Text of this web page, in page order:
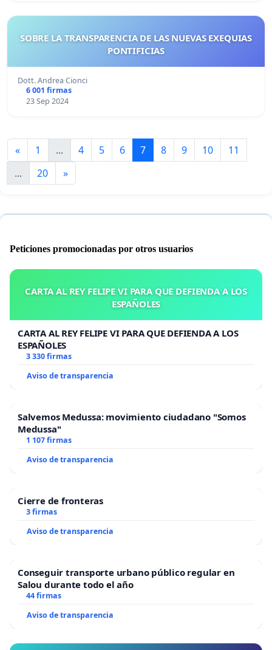
SOBRE LA TRANSPARENCIA DE LAS NUEVAS EXEQUIAS
PONTIFICIAS
Dott. Andrea Cionci
6 001 firmas
23 Sep 2024
« 1 ... 4 5 6 7 8 9 10
11
...
20 »
Peticiones promocionadas por otros usuarios
CARTA AL REY FELIPE VI PARA QUE DEFIENDA A LOS
ESPAÑOLES
CARTA AL REY FELIPE VI PARA QUE DEFIENDA A LOS
ESPAÑOLES
3 330 firmas
Aviso de transparencia
Salvemos Medussa: movimiento ciudadano "Somos
Medussa"
1 107 firmas
Aviso de transparencia
Cierre de fronteras
3 firmas
Aviso de transparencia
Conseguir transporte urbano público regular en
Salou durante todo el año
44 firmas
Aviso de transparencia